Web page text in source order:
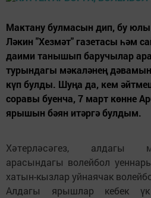
Мактану булмасын дип, бу
Ләкин "Хезмәт" газетасы һәм
даими танышып баручылар
турындагы мәкаләнең
күп булды. Шуңа да, кем
соравы буенча, 7 март көнне
ярышын бәян итәргә булдым.
Хәтерләсәгез, алдагы
арасындагы волейбол
хатын-кызлар уйнаячак
Алдагы ярышлар кебек